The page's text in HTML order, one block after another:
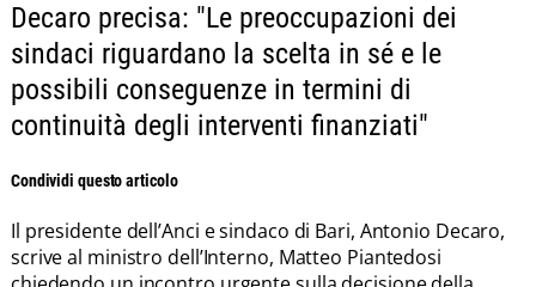
Decaro precisa: "Le preoccupazioni dei
sindaci riguardano la scelta in sé e le
possibili conseguenze in termini di
continuità degli interventi finanziati"
Condividi questo articolo
Il presidente dell’Anci e sindaco di Bari, Antonio Decaro,
scrive al ministro dell’Interno, Matteo Piantedosi